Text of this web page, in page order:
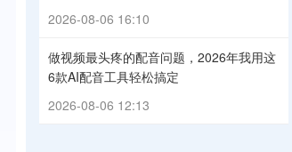
2026-08-06 16:10
做视频最头疼的配音问题，2026年我用这
6款AI配音工具轻松搞定
2026-08-06 12:13